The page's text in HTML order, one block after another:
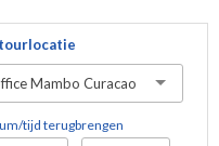
Mambo Curacao
tijd terugbrengen